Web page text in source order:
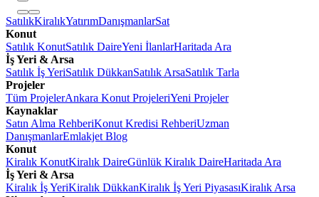
SatılıkKiralıkYatırımDanışmanlarSat
Konut
Satılık KonutSatılık DaireYeni İlanlarHaritada Ara
İş Yeri & Arsa
Satılık İş YeriSatılık DükkanSatılık ArsaSatılık Tarla
Projeler
Tüm ProjelerAnkara Konut ProjeleriYeni Projeler
Kaynaklar
Satın Alma RehberiKonut Kredisi RehberiUzman
DanışmanlarEmlakjet Blog
Konut
Kiralık KonutKiralık DaireGünlük Kiralık DaireHaritada Ara
İş Yeri & Arsa
Kiralık İş YeriKiralık DükkanKiralık İş Yeri PiyasasıKiralık Arsa